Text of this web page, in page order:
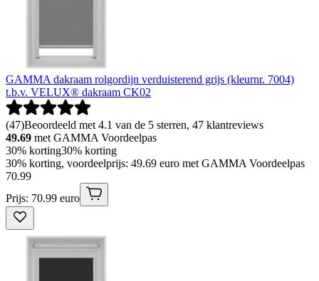
GAMMA dakraam rolgordijn verduisterend grijs (kleurnr. 7004)
t.b.v. VELUX® dakraam CK02
(47)Beoordeeld met 4.1 van de 5 sterren, 47 klantreviews
49.69 met GAMMA Voordeelpas
30% korting30% korting
30% korting, voordeelprijs: 49.69 euro met GAMMA Voordeelpas
70.99
Prijs: 70.99 euro